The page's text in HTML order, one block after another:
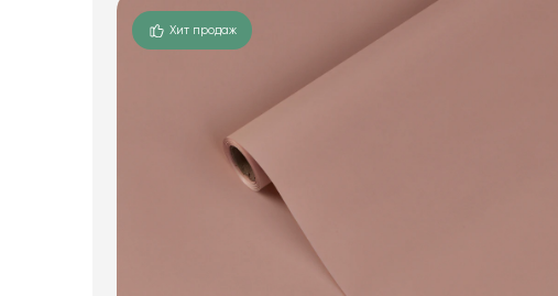
Коробки для цветов
Товары для флористов
Пакеты для цветов и подарков
Искусственные цветы и растения
Хит продаж